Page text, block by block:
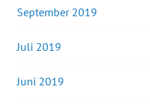
September 2019
Juli 2019
Juni 2019